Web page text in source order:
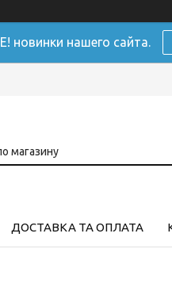
новинки нашего сайта.
ДОСТАВКА ТА ОПЛАТА